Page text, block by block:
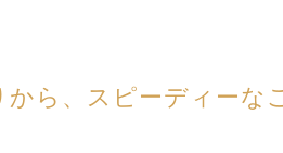
から、スピーディーな